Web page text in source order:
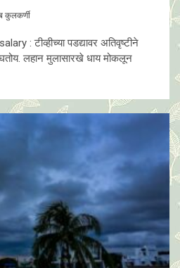
कुलकर्णी
: टीव्हीच्या पडद्यावर अतिवृष्टीने
लहान मुलासारखे धाय मोकलून